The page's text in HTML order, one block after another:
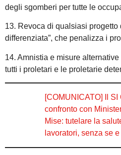
degli sgomberi per tutte le
13. Revoca di qualsiasi progetto
differenziata”, che penalizza i
14. Amnistia e misure
tutti i proletari e le proletarie
[COMUNICATO] Il SI
confronto con
Mise: tutelare la
lavoratori, senza se